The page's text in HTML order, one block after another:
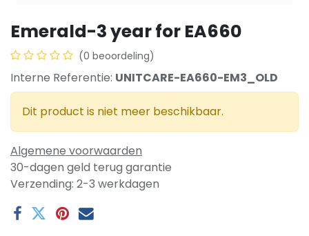
Emerald-3 year for EA660
(0 beoordeling)
Interne Referentie: UNITCARE-EA660-EM3_OLD
Dit product is niet meer beschikbaar.
Algemene voorwaarden
30-dagen geld terug garantie
Verzending: 2-3 werkdagen